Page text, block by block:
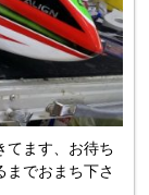
てます、お待ち
までおまち下さ